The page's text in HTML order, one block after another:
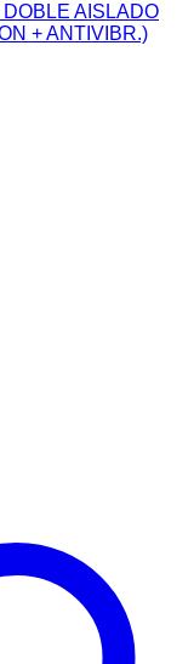
DOBLE AISLADO
+ ANTIVIBR.)